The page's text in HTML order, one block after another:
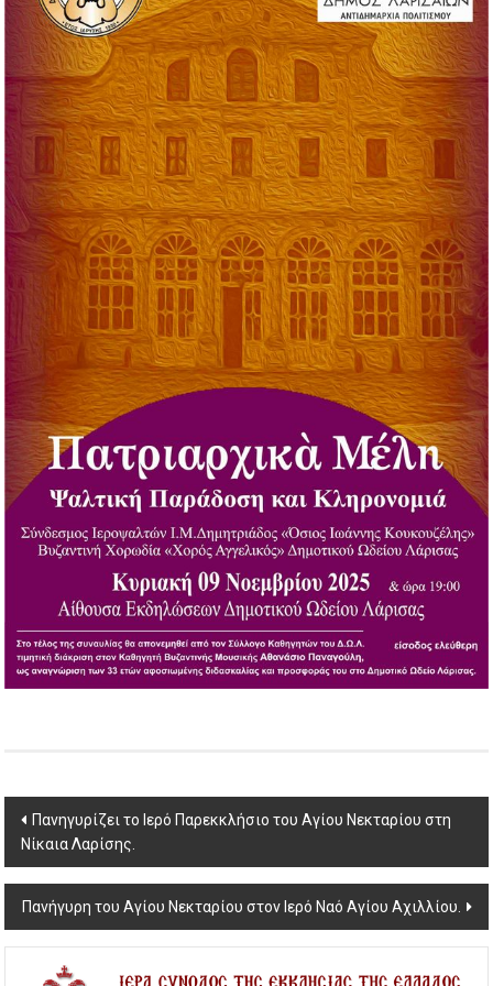
Post
navigation
Πανηγυρίζει το Ιερό Παρεκκλήσιο του Αγίου Νεκταρίου στη
Νίκαια Λαρίσης.
Πανήγυρη του Αγίου Νεκταρίου στον Ιερό Ναό Αγίου Αχιλλίου.